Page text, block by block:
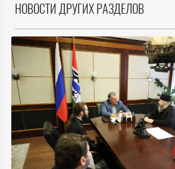
НОВОСТИ ДРУГИХ РАЗДЕЛОВ